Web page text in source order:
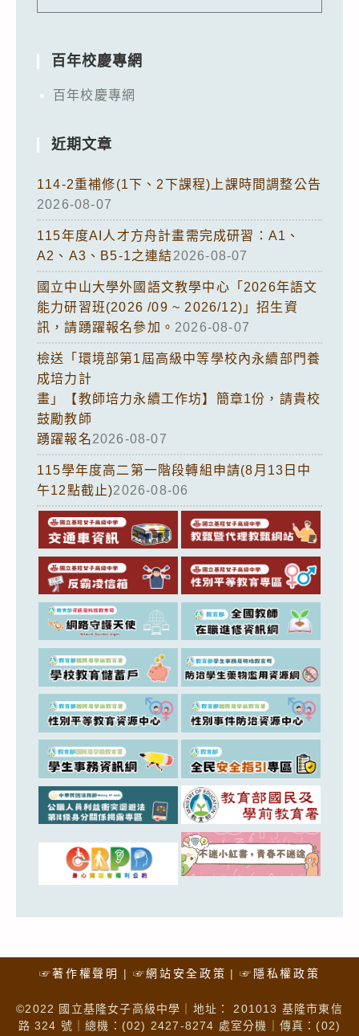
百年校慶專網
百年校慶專網
近期文章
114-2重補修(1下、2下課程)上課時間調整公告
2026-08-07
115年度AI人才方舟計畫需完成研習：A1、
A2、A3、B5-1之連結2026-08-07
國立中山大學外國語文教學中心「2026年語文
能力研習班(2026 /09 ~ 2026/12)」招生資
訊，請踴躍報名參加。 2026-08-07
檢送「環境部第1屆高級中等學校內永續部門養
成培力計
畫」【教師培力永續工作坊】簡章1份，請貴校
鼓勵教師
踴躍報名2026-08-07
115學年度高二第一階段轉組申請(8月13日中
午12點截止)2026-08-06
☞著作權聲明 ☞網站安全政策 ☞隱私權政策
©2022 國立基隆女子高級中學｜地址： 201013 基隆市東信
路 324 號｜總機：(02) 2427-8274 處室分機｜傳真：(02)